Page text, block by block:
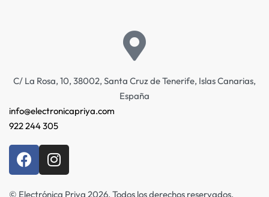
C/ La Rosa, 10, 38002, Santa Cruz de Tenerife, Islas Canarias,
España
info@electronicapriya.com
922 244 305
© Electrónica Priya 2026. Todos los derechos reservados.